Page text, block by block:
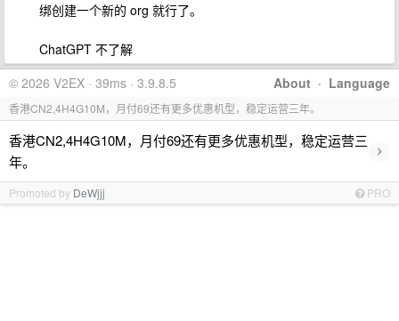
绑创建一个新的 org 就行了。
ChatGPT 不了解
About · Language
© 2026 V2EX · 39ms · 3.9.8.5
香港CN2,4H4G10M，月付69还有更多优惠机型，稳定运营三年。
香港CN2,4H4G10M，月付69还有更多优惠机型，稳定运营三
年。
›
Promoted by DeWjjj PRO